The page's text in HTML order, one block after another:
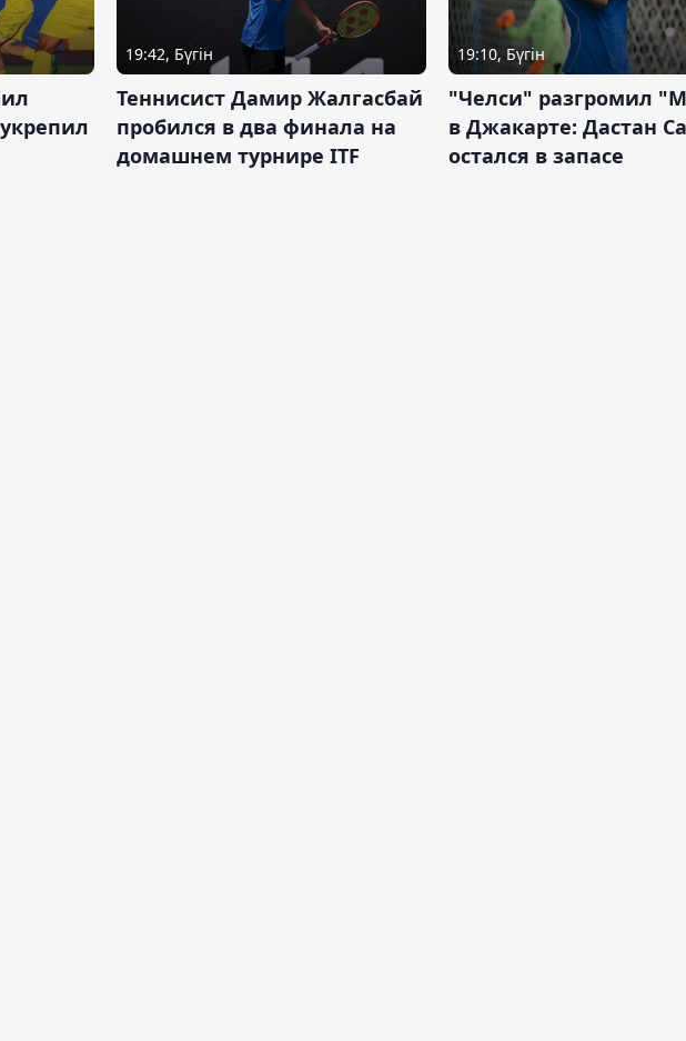
19:42, Бүгін
Теннисист Дамир Жалгасбай
пробился в два финала на
домашнем турнире ITF
19:10, Бүгін
"Челси" разгромил
в Джакарте: Дастан
остался в запасе